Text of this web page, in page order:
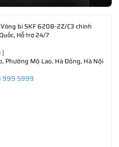
Vòng bi SKF 6208-2Z/C3 chính
Hỗ trợ 24/7
]
Phường Mộ Lao, Hà Đông, Hà Nội
999 5999